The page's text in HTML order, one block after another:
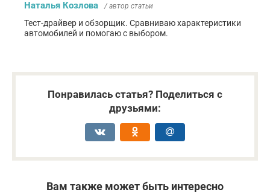
Наталья Козлова / автор статьи
Тест-драйвер и обзорщик. Сравниваю характеристики
автомобилей и помогаю с выбором.
Понравилась статья? Поделиться с
друзьями:
Вам также может быть интересно